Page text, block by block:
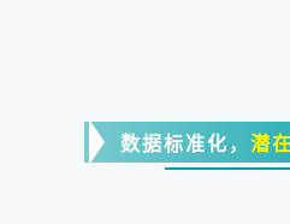
数据标准化， 潜